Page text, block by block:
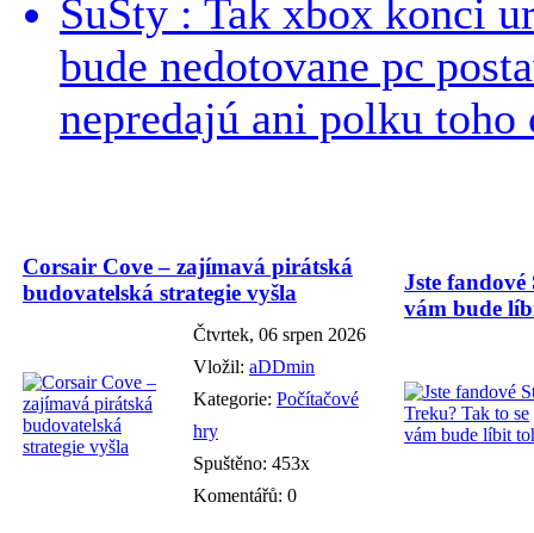
SuSty : Tak xbox konci
bude nedotovane pc
nepredajú ani polku toho
Corsair Cove – zajímavá pirátská
budovatelská strategie vyšla
Čtvrtek, 06 srpen 2026
Vložil: aDDmin
Kategorie: Počítačové
hry
Spuštěno: 453x
Komentářů: 0
Jste
vám bude